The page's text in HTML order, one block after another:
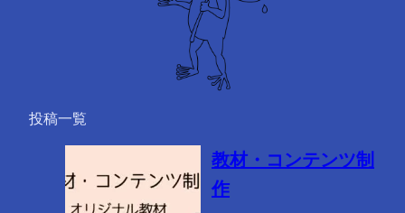
投稿一覧
教材・コンテンツ制
作